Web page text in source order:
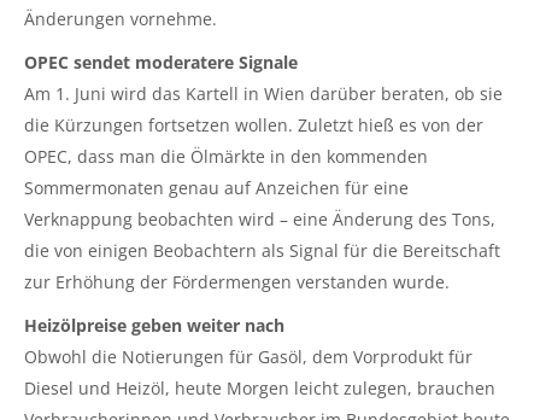
Änderungen vornehme.
OPEC sendet moderatere Signale
Am 1. Juni wird das Kartell in Wien darüber beraten, ob sie
die Kürzungen fortsetzen wollen. Zuletzt hieß es von der
OPEC, dass man die Ölmärkte in den kommenden
Sommermonaten genau auf Anzeichen für eine
Verknappung beobachten wird – eine Änderung des Tons,
die von einigen Beobachtern als Signal für die Bereitschaft
zur Erhöhung der Fördermengen verstanden wurde.
Heizölpreise geben weiter nach
Obwohl die Notierungen für Gasöl, dem Vorprodukt für
Diesel und Heizöl, heute Morgen leicht zulegen, brauchen